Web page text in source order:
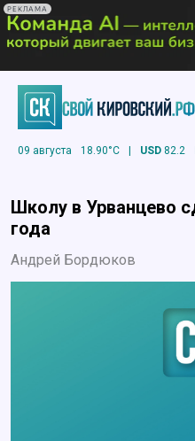
РЕКЛАМА
09 августа 18.90°C | USD 82.2
Школу в Урванцево
года
Андрей Бордюков